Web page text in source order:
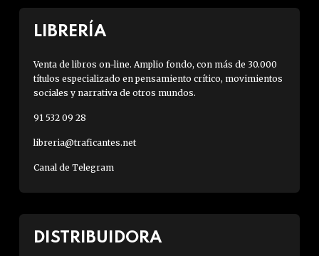
LIBRERÍA
Venta de libros on-line. Amplio fondo, con más de 30.000
títulos especializado en pensamiento crítico, movimientos
sociales y narrativa de otros mundos.
91 532 09 28
libreria@traficantes.net
Canal de Telegram
DISTRIBUIDORA